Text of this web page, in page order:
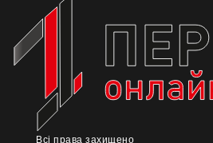
Всі права захищено